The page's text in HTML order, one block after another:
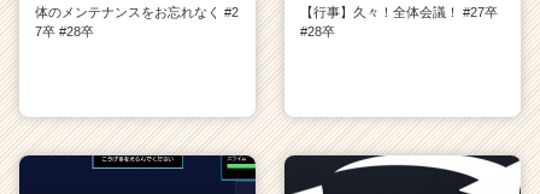
体のメンテナンスをお忘れなく #2
7卒 #28卒
【行事】久々！全体会議！ #27卒
#28卒